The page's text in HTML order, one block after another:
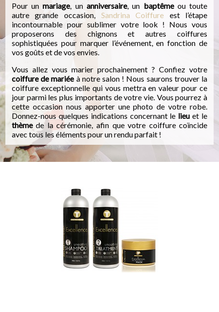
Pour unmariage, un anniversaire, un baptêmeou toute
autre grande occasion, Sandrina Coiffure est l’étape
incontournable pour sublimer votre look ! Nous vous
proposerons des chignons et autres coiffures
sophistiquées pour marquer l’événement, en fonction de
vos goûts et de vos envies.
Vous allez vous marier prochainement ? Confiez votre
coiffure de mariéeà notre salon ! Nous saurons trouver la
coiffure exceptionnelle qui vous mettra en valeur pour ce
jour parmi les plus importants de votre vie. Vous pourrez à
cette occasion nous apporter une photo de votre robe.
Donnez-nous quelques indications concernant le lieu et le
thèmede la cérémonie, afin que votre coiffure coïncide
avec tous les éléments pour un rendu parfait !